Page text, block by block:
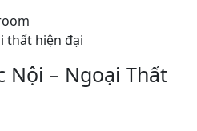
thất hiện đại
Nội – Ngoại Thất